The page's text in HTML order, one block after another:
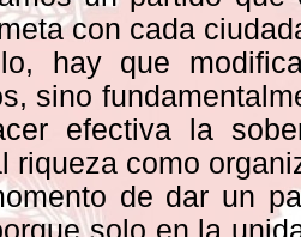
con cada
hay que
sino
efectiva la
riqueza como
de dar un
solo en la